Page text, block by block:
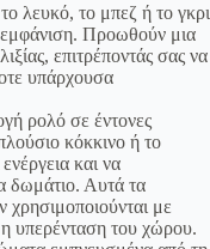
λευκό, το μπεζ ή το γκρι
Προωθούν μια
επιτρέποντάς σας να
υπάρχουσα
ρολό σε έντονες
κόκκινο ή το
και να
δωμάτιο. Αυτά τα
με
υπερένταση του χώρου.